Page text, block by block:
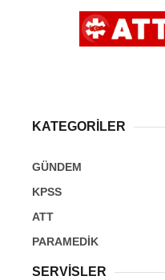
KATEGORİLER
GÜNDEM
KPSS
ATT
PARAMEDİK
SERVİSLER